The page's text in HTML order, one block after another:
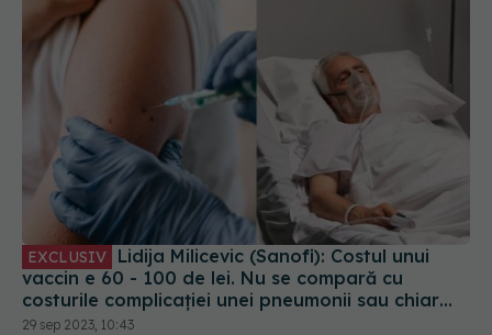
EXCLUSIV
vaccin e 60 - 100 de lei. Nu se compară cu
costurile complicației unei pneumonii sau chiar
deces. Cheia sănătății e prevenția!
29 sep 2023, 10:43